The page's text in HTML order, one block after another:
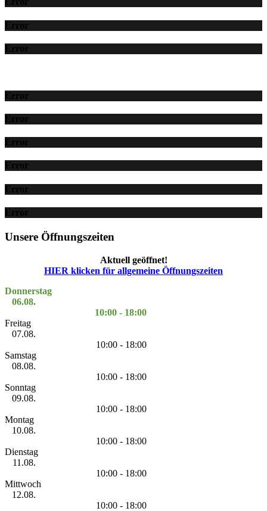
Error
Error
Error
Error
Error
Error
Error
Error
Unsere Öffnungszeiten
Aktuell geöffnet!
HIER klicken für allgemeine Öffnungszeiten
Donnerstag
06.08.
10:00 - 18:00
Freitag
07.08.
10:00 - 18:00
Samstag
08.08.
10:00 - 18:00
Sonntag
09.08.
10:00 - 18:00
Montag
10.08.
10:00 - 18:00
Dienstag
11.08.
10:00 - 18:00
Mittwoch
12.08.
10:00 - 18:00